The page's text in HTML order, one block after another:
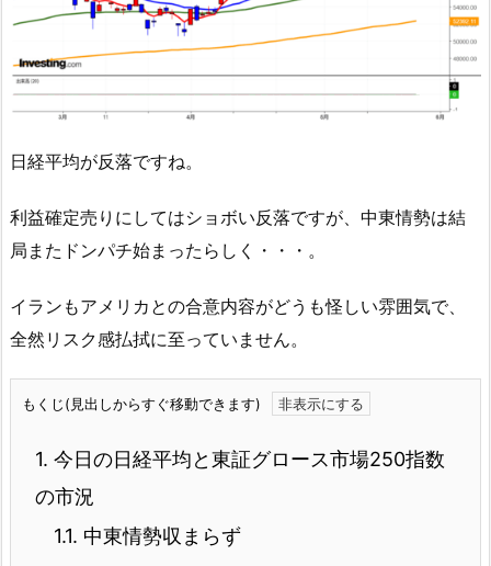
日経平均が反落ですね。
利益確定売りにしてはショボい反落ですが、中東情勢は結
局またドンパチ始まったらしく・・・。
イランもアメリカとの合意内容がどうも怪しい雰囲気で、
全然リスク感払拭に至っていません。
もくじ(見出しからすぐ移動できます)
1. 今日の日経平均と東証グロース市場250指数
の市況
1.1. 中東情勢収まらず